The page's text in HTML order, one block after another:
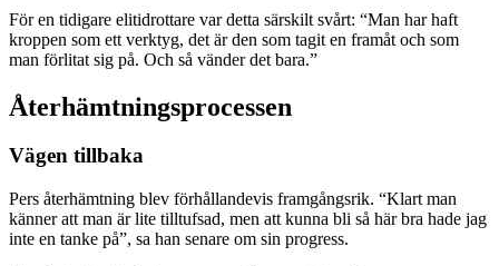
För en tidigare elitidrottare var detta särskilt svårt: “Man har haft
kroppen som ett verktyg, det är den som tagit en framåt och som
man förlitat sig på. Och så vänder det bara.”
Återhämtningsprocessen
Vägen tillbaka
Pers återhämtning blev förhållandevis framgångsrik. “Klart man
känner att man är lite tilltufsad, men att kunna bli så här bra hade jag
inte en tanke på”, sa han senare om sin progress.